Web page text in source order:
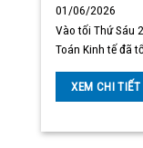
01/06/2026
Vào tối Thứ Sáu
Toán Kinh tế đã
XEM CHI TIẾT